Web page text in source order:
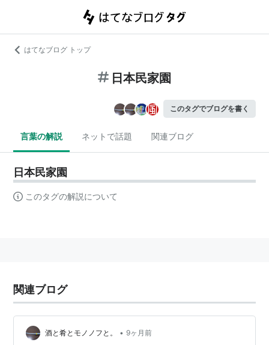
はてなブログ トップ
日本民家園
このタグでブログを書く
言葉の解説 ネットで話題 関連ブログ
日本民家園
このタグの解説について
関連ブログ
酒と肴とモノノフと。 • 9ヶ月前